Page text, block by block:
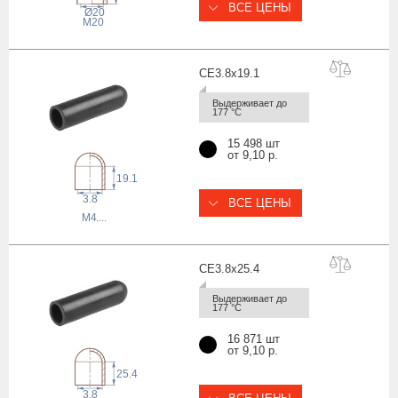
Ø20
M20
ВСЕ ЦЕНЫ
CE3.8x19.1
Выдерживает до
177 °С
3.8
19.1
M4,...
15 498 шт
от 9,10 р.
ВСЕ ЦЕНЫ
CE3.8x25.4
Выдерживает до
177 °С
3.8
25.4
16 871 шт
от 9,10 р.